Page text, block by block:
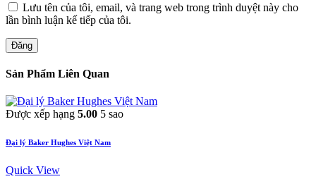
Lưu tên của tôi, email, và trang web trong trình duyệt này cho
lần bình luận kế tiếp của tôi.
Đăng
Sản Phẩm Liên Quan
Được xếp hạng 5.00 5 sao
Đại lý Baker Hughes Việt Nam
Quick View